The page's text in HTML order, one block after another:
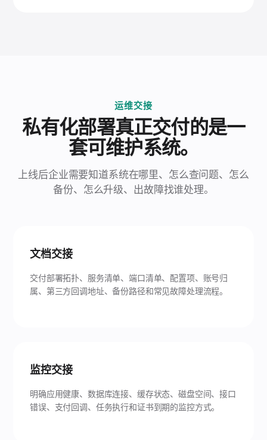
运维交接
私有化部署真正交付的是一
套可维护系统。
上线后企业需要知道系统在哪里、怎么查问题、怎么
备份、怎么升级、出故障找谁处理。
文档交接
交付部署拓扑、服务清单、端口清单、配置项、账号归
属、第三方回调地址、备份路径和常见故障处理流程。
监控交接
明确应用健康、数据库连接、缓存状态、磁盘空间、接口
错误、支付回调、任务执行和证书到期的监控方式。